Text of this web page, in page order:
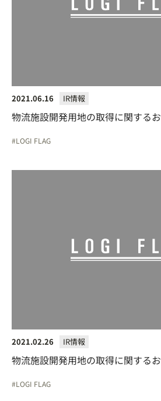
2021.06.16 IR情報
物流施設開発用地の取得に関する
LOGI FLAG
2021.02.26 IR情報
物流施設開発用地の取得に関する
LOGI FLAG